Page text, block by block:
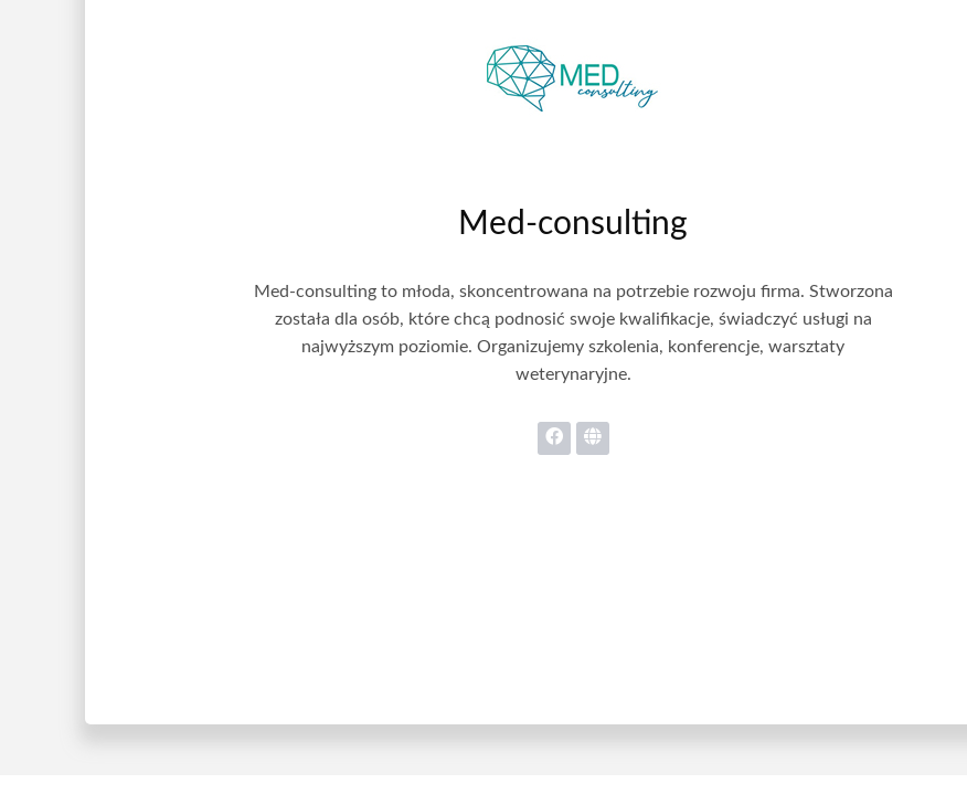
Med-consulting
Med-consulting to młoda, skoncentrowana na potrzebie rozwoju firma. Stworzona
została dla osób, które chcą podnosić swoje kwalifikacje, świadczyć usługi na
najwyższym poziomie. Organizujemy szkolenia, konferencje, warsztaty
weterynaryjne.